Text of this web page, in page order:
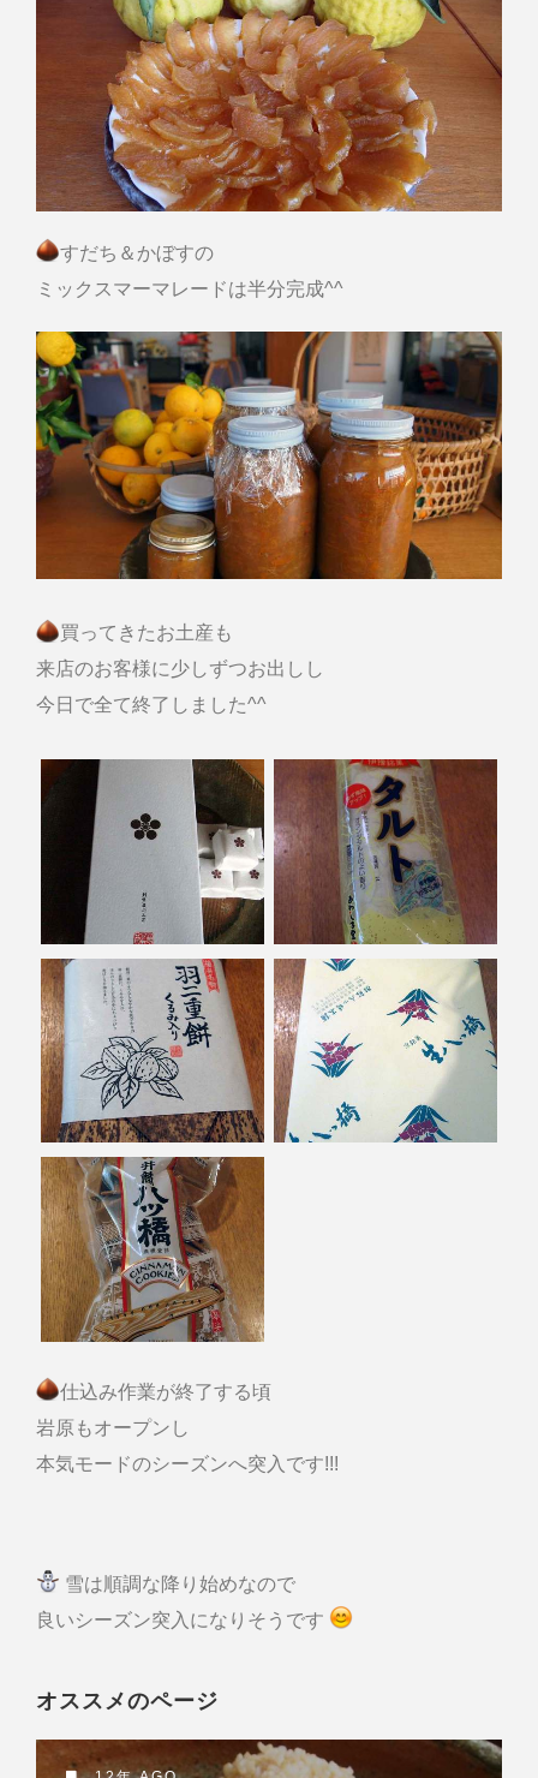
すだち＆かぼすの
ミックスマーマレードは半分完成^^
買ってきたお土産も
来店のお客様に少しずつお出しし
今日で全て終了しました^^
仕込み作業が終了する頃
岩原もオープンし
本気モードのシーズンへ突入です!!!
雪は順調な降り始めなので
良いシーズン突入になりそうです
オススメのページ